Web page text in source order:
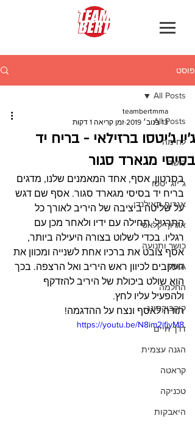
פוסט
All Posts
לחימה
כושר
ג׳יוג׳יטסו
אגרוף תאילנדי
אגרוף קלאסי
כושר ותנועה
MMA
החלמה
קיקבוקסינג
דרך חיים
הגנה עצמית
קראטה
טכניקה
היאבקות
All Posts
ג׳יו ג׳יטסו ברזילאי - בריח יד
בסיסי מגארד סגור
teambertmma
13 בנוב׳ 2019
זמן קריאה 1 דקות
בסרטון, אסף, אחד המאמנים שלנו, מדגים
בריח יד בסיסי מגארד סגור. אסף שם דגש
על שליטה ביציבה של היריב לאורך כל
התרגיל. תחילה עם ידיו ולאחר מכן עם
רגליו. בכדי לשלוט בצורה היעילה ביותר,
אסף צובט את ברכיו אחת לשנייה ומכוון את
העקבים לכיוון ראש היריב ואל הרצפה. בכך
הוא שולט ביכולת של היריב להזדקף
ולהפעיל עליו לחץ.
תודה לאסף ונצח על ההדגמה!
https://youtu.be/N8im2ifjyM8